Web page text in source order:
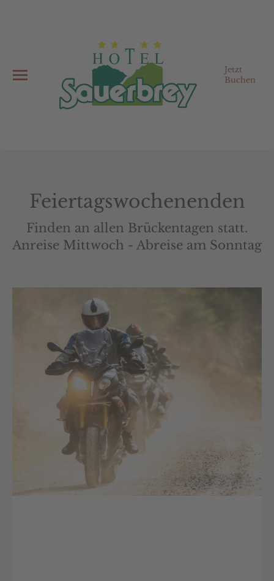
Jetzt
Buchen
Feiertagswochenenden
Finden an allen Brückentagen statt.
Anreise Mittwoch - Abreise am Sonntag